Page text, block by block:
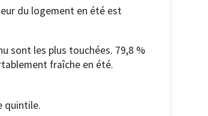
du logement en été est
sont les plus touchées. 79,8 %
fraîche en été.
quintile.